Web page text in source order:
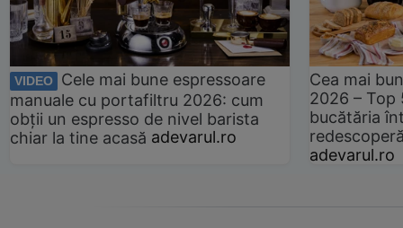
VIDEO
Cele mai bune espressoare
manuale cu portafiltru 2026: cum
obții un espresso de nivel barista
chiar la tine acasă adevarul.ro
Cea mai
2026 –
bucătăria
adevarul.ro